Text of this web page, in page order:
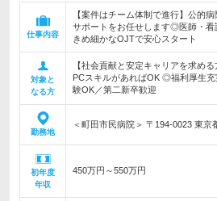
仕事内容
【案件はチーム体制で進行】公的
サポートをお任せします◎医師・
きめ細かなOJTで安心スタート
対象と
なる方
【社会貢献と安定キャリアを求め
PCスキルがあればOK ◎福利厚生
験OK／第二新卒歓迎
勤務地
＜町田市民病院＞ 〒194-0023 東京
初年度
年収
450万円～550万円